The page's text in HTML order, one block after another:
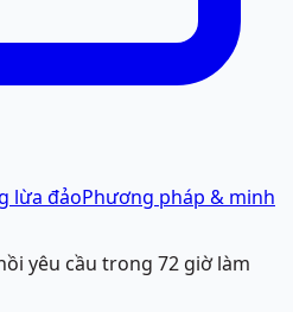
lừa đảoPhương pháp & minh
yêu cầu trong 72 giờ làm